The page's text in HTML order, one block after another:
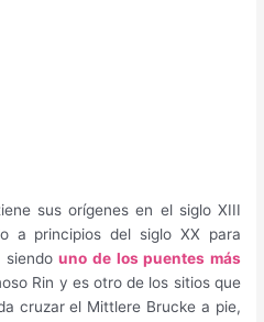
sus orígenes en el siglo XIII
a principios del siglo XX para
siendouno de los puentes más
Rin y es otro de los sitios que
cruzar el Mittlere Brucke a pie,